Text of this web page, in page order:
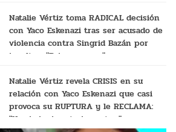
Natalie Vértiz toma RADICAL decisión
con Yaco Eskenazi tras ser acusado de
violencia contra Singrid Bazán por
insultos: "Primera vez..."
Natalie Vértiz revela CRISIS en su
relación con Yaco Eskenazi que casi
provoca su RUPTURA y le RECLAMA:
"Ya ni siquiera te importo..."